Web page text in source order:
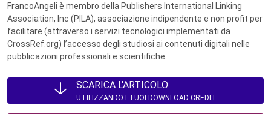
FrancoAngeli è membro della Publishers International Linking
Association, Inc (PILA), associazione indipendente e non profit per
facilitare (attraverso i servizi tecnologici implementati da
CrossRef.org) l’accesso degli studiosi ai contenuti digitali nelle
pubblicazioni professionali e scientifiche.
SCARICA L'ARTICOLO
UTILIZZANDO I TUOI DOWNLOAD CREDIT